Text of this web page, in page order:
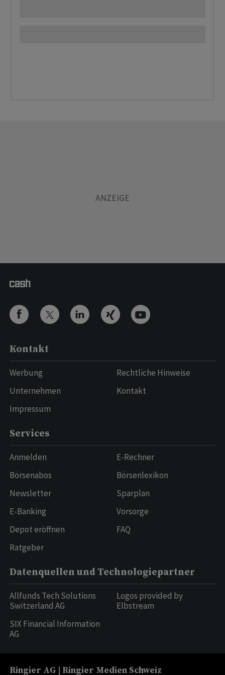
Kontakt
Werbung
Unternehmen
Impressum
Rechtliche Hinweise
Kontakt
Services
Anmelden
Börsenabos
Newsletter
E-Banking
Depot eröffnen
Ratgeber
E-Rechner
Börsenlexikon
Sparplan
Vorsorge
FAQ
Datenquellen und Technologiepartner
Allfunds Tech Solutions
Switzerland AG
SIX Financial Information
AG
Logos provided by
Elbstream
Ringier AG | Ringier Medien Schweiz